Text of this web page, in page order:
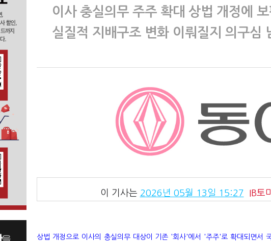
이사 충실의무 주주 확대 상법 개정에
실질적 지배구조 변화 이뤄질지 의구심
이 기사는 2026년 05월 13일 15:27 IB토
상법 개정으로 이사의 충실의무 대상이 기존 '회사'에서 '주주'로 확대되면서